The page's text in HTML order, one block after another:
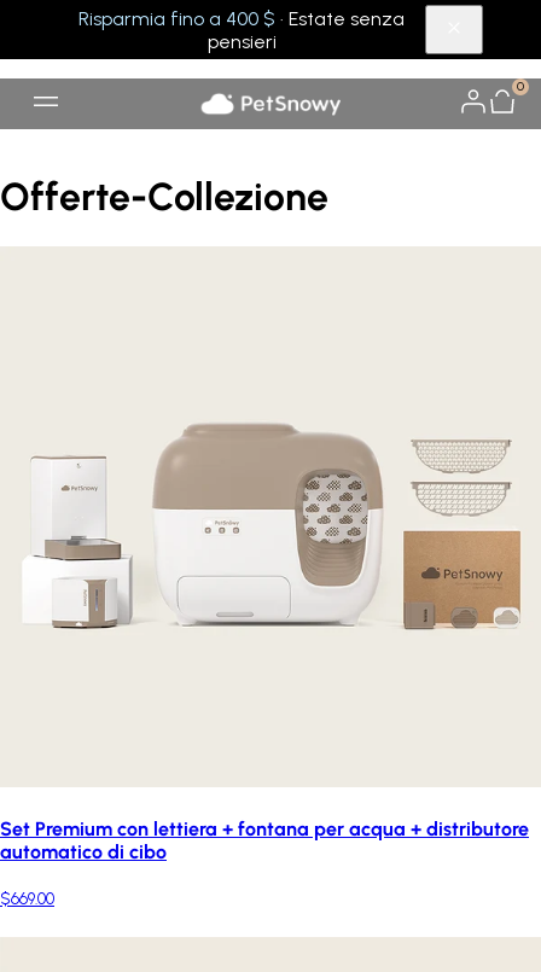
Risparmia fino a 400 $ · Estate senza
pensieri
0
Offerte-Collezione
Set Premium con lettiera + fontana per acqua + distributore
automatico di cibo
$669.00